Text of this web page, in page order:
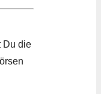
Du die